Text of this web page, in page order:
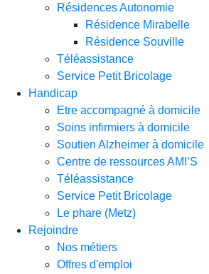
Résidences Autonomie
Résidence Mirabelle
Résidence Souville
Téléassistance
Service Petit Bricolage
Handicap
Etre accompagné à domicile
Soins infirmiers à domicile
Soutien Alzheimer à domicile
Centre de ressources AMI’S
Téléassistance
Service Petit Bricolage
Le phare (Metz)
Rejoindre
Nos métiers
Offres d'emploi